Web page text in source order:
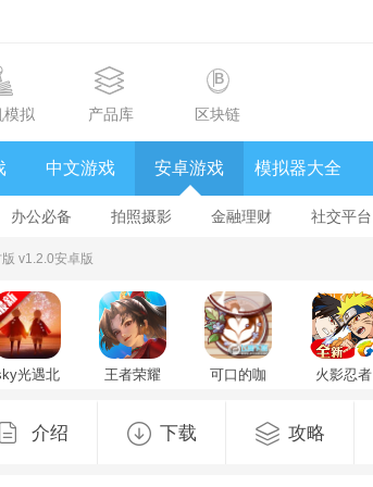
模拟 产品库 区块链
中文游戏 安卓游戏 模拟器大全
办公必备 拍照摄影 金融理财 社交平台
v1.2.0安卓版
光遇北
最新版
王者荣耀
kings官方
最新版
可口的咖
钞票免广
火影忍者
v3.83.14
介绍 下载 攻略